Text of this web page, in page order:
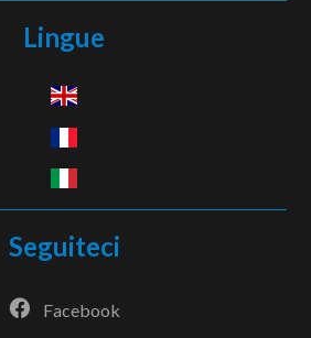
Lingue
Seguiteci
Facebook